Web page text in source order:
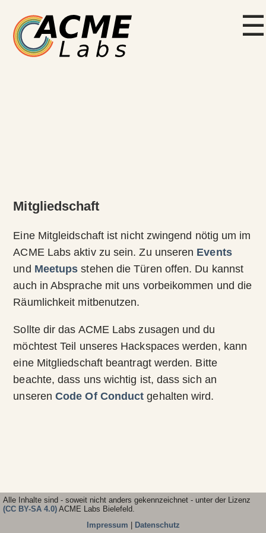
☰
Mitgliedschaft
Eine Mitgleidschaft ist nicht zwingend nötig um im
ACME Labs aktiv zu sein. Zu unseren Events
und Meetups stehen die Türen offen. Du kannst
auch in Absprache mit uns vorbeikommen und die
Räumlichkeit mitbenutzen.
Sollte dir das ACME Labs zusagen und du
möchtest Teil unseres Hackspaces werden, kann
eine Mitgliedschaft beantragt werden. Bitte
beachte, dass uns wichtig ist, dass sich an
unserenCode Of Conduct gehalten wird.
Alle Inhalte sind - soweit nicht anders gekennzeichnet - unter der Lizenz
(CC BY-SA 4.0) ACME Labs Bielefeld.
Impressum | Datenschutz